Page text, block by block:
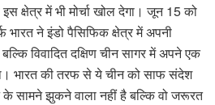
क्षेत्र में भी मोर्चा खोल देगा। जून 15 को
भारत ने इंडो पैसिफिक क्षेत्र में अपनी
बल्कि विवादित दक्षिण चीन सागर में अपने एक
भारत की तरफ से ये चीन को साफ संदेश
सामने झुकने वाला नहीं है बल्कि वो जरूरत